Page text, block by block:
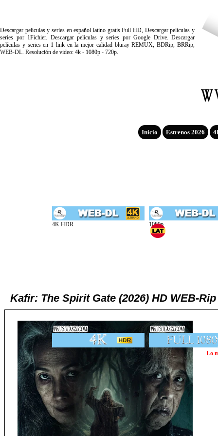
Descargar películas y series en español latino gratis Full HD, Descargar películas y
series por 1Fichier. Descargar películas y series por Google Drive. Descargar
películas y series en 1 link en la mejor calidad bluray REMUX, BDRip, BRRip,
WEB-DL. Resolución de video: 4k - 1080p - 720p.
Inicio Estrenos 2026
Kafir: The Spirit Gate (2026) HD WEB-
Lo